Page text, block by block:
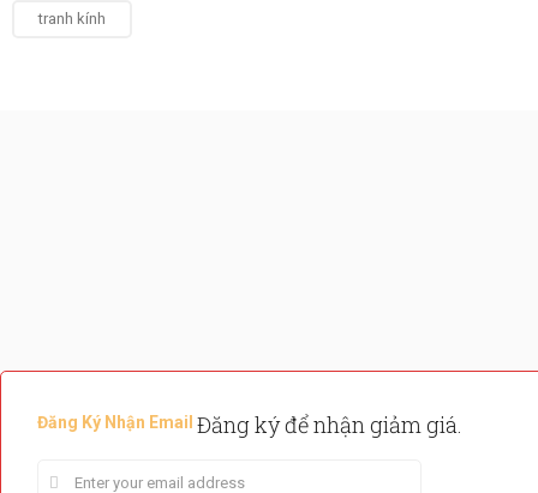
tranh kính
Đăng Ký Nhận Email Đăng ký để nhận giảm giá.